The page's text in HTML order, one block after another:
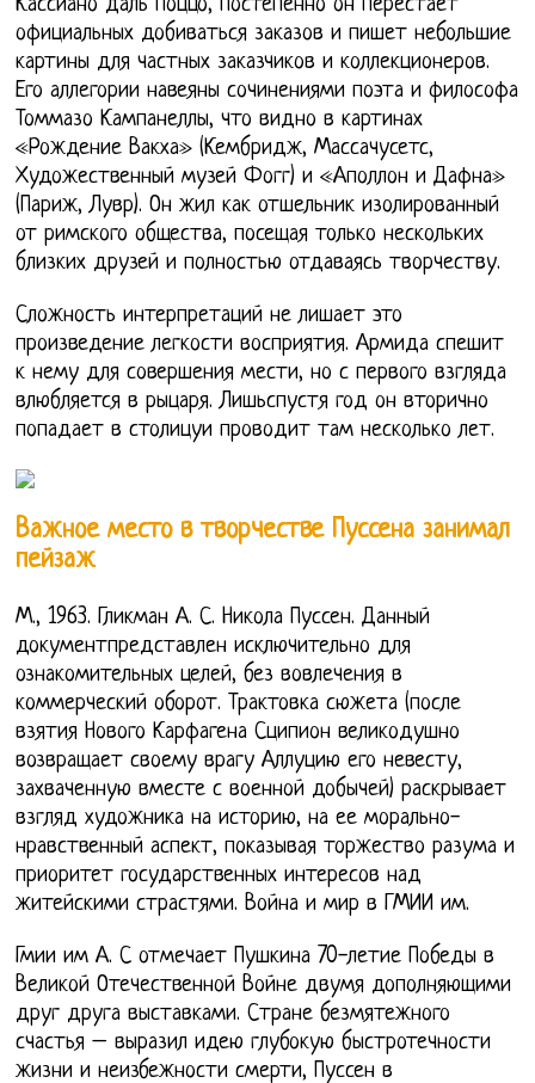
Кассиано даль Поццо, Постепенно он перестает
официальных добиваться заказов и пишет небольшие
картины для частных заказчиков и коллекционеров.
Его аллегории навеяны сочинениями поэта и философа
Томмазо Кампанеллы, что видно в картинах
«Рождение Вакха» (Кембридж, Массачусетс,
Художественный музей Фогг) и «Аполлон и Дафна»
(Париж, Лувр). Он жил как отшельник изолированный
от римского общества, посещая только нескольких
близких друзей и полностью отдаваясь творчеству.
Сложность интерпретаций не лишает это
произведение легкости восприятия. Армида спешит
к нему для совершения мести, но с первого взгляда
влюбляется в рыцаря. Лишьспустя год он вторично
попадает в столицуи проводит там несколько лет.
Важное место в творчестве Пуссена занимал
пейзаж
М., 1963. Гликман А. С. Никола Пуссен. Данный
документпредставлен исключительно для
ознакомительных целей, без вовлечения в
коммерческий оборот. Трактовка сюжета (после
взятия Нового Карфагена Сципион великодушно
возвращает своему врагу Аллуцию его невесту,
захваченную вместе с военной добычей) раскрывает
взгляд художника на историю, на ее морально-
нравственный аспект, показывая торжество разума и
приоритет государственных интересов над
житейскими страстями. Война и мир в ГМИИ им.
Гмии им А. С отмечает Пушкина 70-летие Победы в
Великой Отечественной Войне двумя дополняющими
друг друга выставками. Стране безмятежного
счастья – выразил идею глубокую быстротечности
жизни и неизбежности смерти, Пуссен в